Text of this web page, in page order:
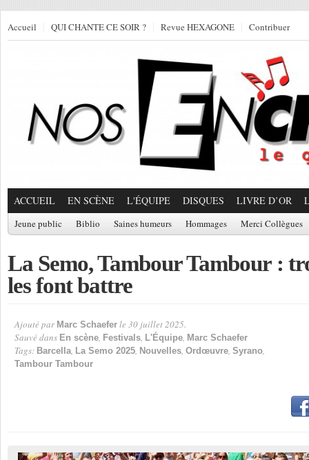
Accueil QUI CHANTE CE SOIR ? Revue HEXAGONE Contribuer
ACCUEIL EN SCÈNE L'ÉQUIPE DISQUES LIVRE D’OR
Jeune public Biblio Saines humeurs Hommages Merci Collègues
La Semo, Tambour Tambour :
les font battre
Ajouté par Marc Schaefer le 30 juillet 2025.
Sauvé dans En scène, Festivals, L'Équipe, Marc Schaefer
Tags: Barcella, La Semo 2025, Nouvelles, Ordœuvre, Syrano,
Tambour Tambour